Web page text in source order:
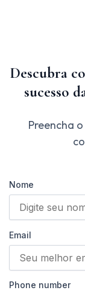
Descubra
sucesso
Preencha
Nome
Email
Phone number